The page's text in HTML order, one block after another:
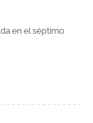
en el séptimo